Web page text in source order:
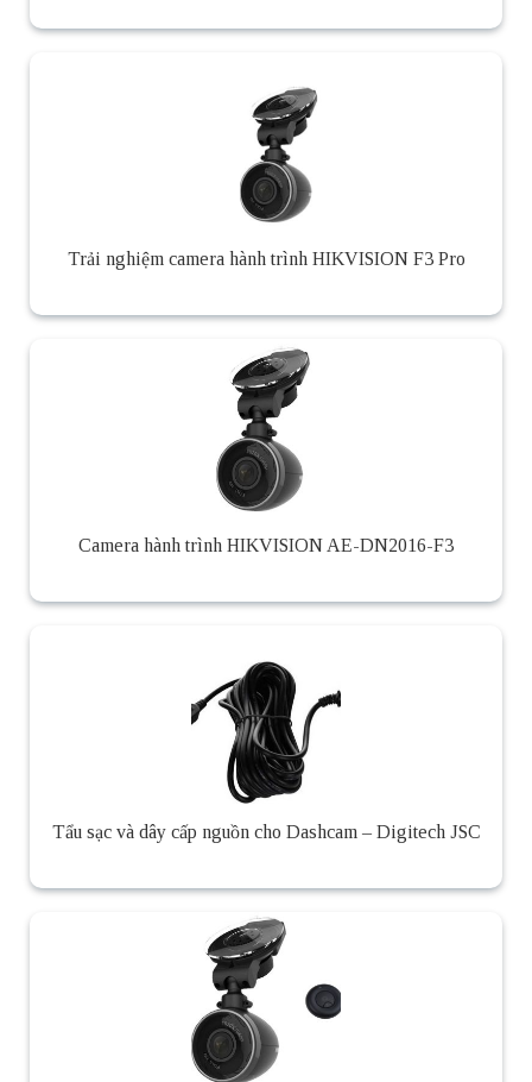
Trải nghiệm camera hành trình HIKVISION F3 Pro
Camera hành trình HIKVISION AE-DN2016-F3
Tẩu sạc và dây cấp nguồn cho Dashcam – Digitech JSC